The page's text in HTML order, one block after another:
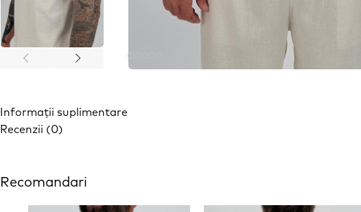
Informații suplimentare
Recenzii (0)
Recomandari